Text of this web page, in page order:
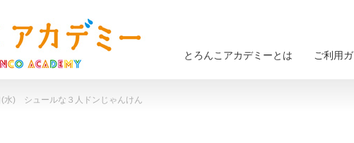
とろんこアカデミーとは ご利用
水) シュールな３人ドンじゃんけん